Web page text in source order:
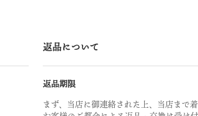
返品について
返品期限
まず、当店に御連絡された上、当店まで